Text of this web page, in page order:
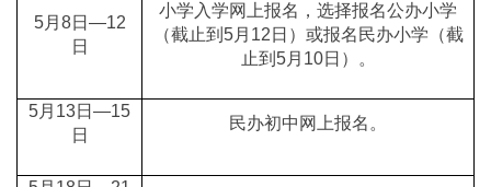
5月8日—12
日
小学入学网上报名，选择报名公办小学
（截止到5月12日）或报名民办小学（截
止到5月10日）。
5月13日—15
日
民办初中网上报名。